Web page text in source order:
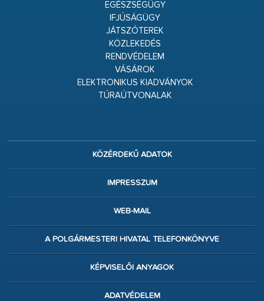
EGÉSZSÉGÜGY
IFJÚSÁGÜGY
JÁTSZÓTEREK
KÖZLEKEDÉS
RENDVÉDELEM
VÁSÁROK
ELEKTRONIKUS KIADVÁNYOK
TÚRAÚTVONALAK
KÖZÉRDEKŰ ADATOK
IMPRESSZUM
WEB-MAIL
A POLGÁRMESTERI HIVATAL TELEFONKÖNYVE
KÉPVISELŐI ANYAGOK
ADATVÉDELEM